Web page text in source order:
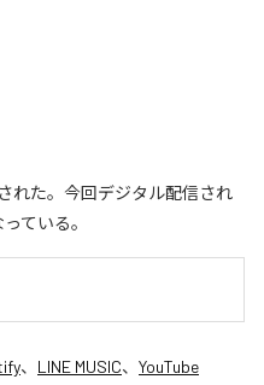
れた。今回デジタル配信され
ている。
、 LINE MUSIC、 YouTube